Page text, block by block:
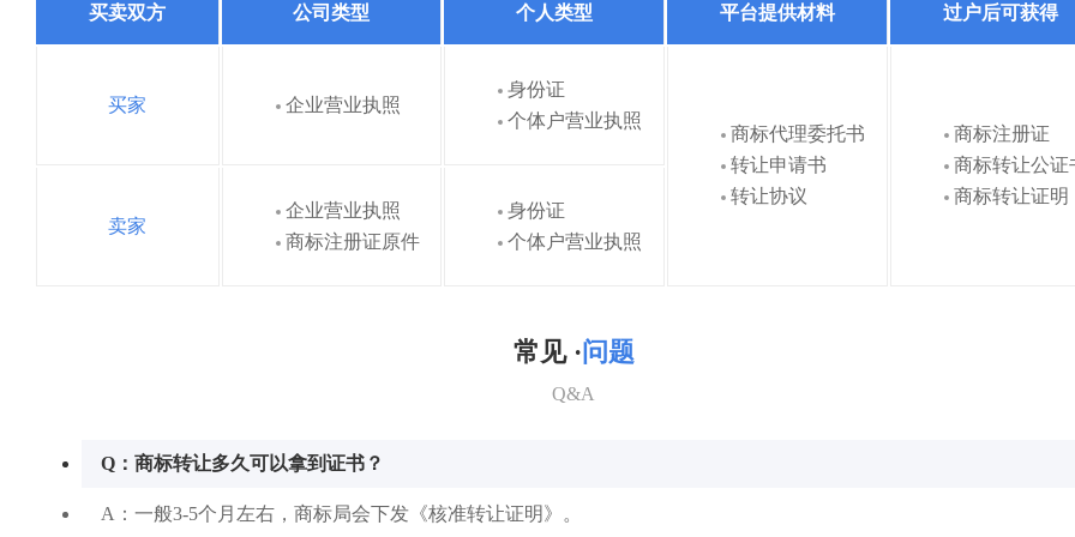
买卖双方 公司类型 个人类型 平台提供材料 过户后可获得
买家 企业营业执照
身份证
个体户营业执照
商标代理委托书
转让申请书
转让协议
商标注册证
商标转让公证
商标转让证明
卖家
企业营业执照
商标注册证原件
身份证
个体户营业执照
常见 ·问题
Q&A
Q：商标转让多久可以拿到证书？
A：一般3-5个月左右，商标局会下发《核准转让证明》。